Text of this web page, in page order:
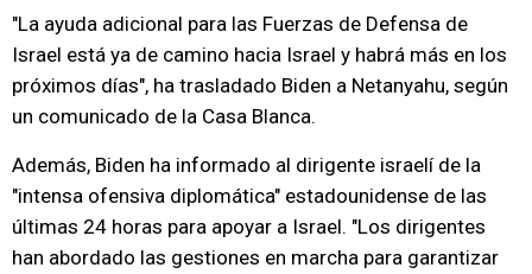
"La ayuda adicional para las Fuerzas de Defensa de
Israel está ya de camino hacia Israel y habrá más en los
próximos días", ha trasladado Biden a Netanyahu, según
un comunicado de la Casa Blanca.
Además, Biden ha informado al dirigente israelí de la
"intensa ofensiva diplomática" estadounidense de las
últimas 24 horas para apoyar a Israel. "Los dirigentes
han abordado las gestiones en marcha para garantizar